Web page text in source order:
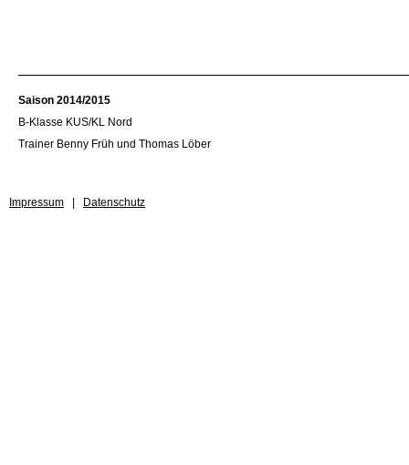
Saison 2014/2015
B-Klasse KUS/KL Nord
Trainer Benny Früh und Thomas Löber
Impressum Datenschutz